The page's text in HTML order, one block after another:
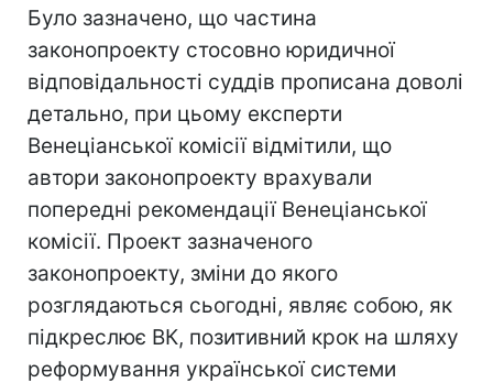
Було зазначено, що частина
законопроекту стосовно юридичної
відповідальності суддів прописана доволі
детально, при цьому експерти
Венеціанської комісії відмітили, що
автори законопроекту врахували
попередні рекомендації Венеціанської
комісії. Проект зазначеного
законопроекту, зміни до якого
розглядаються сьогодні, являє собою, як
підкреслює ВК, позитивний крок на шляху
реформування української системи